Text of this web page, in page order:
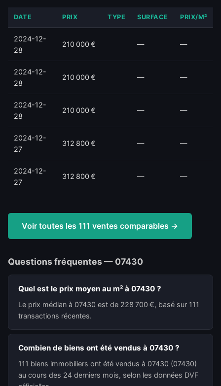
DATE PRIX TYPE SURFACE PRIX/M²
2024-12-
28
210 000 € — —
2024-12-
28
210 000 € — —
2024-12-
28
210 000 € — —
2024-12-
27
312 800 € — —
2024-12-
27
312 800 € — —
Voir toutes les 111 ventes comparables →
Questions fréquentes — 07430
Quel est le prix moyen au m² à 07430 ?
Le prix médian à 07430 est de 228 700 €, basé sur 111
transactions récentes.
Combien de biens ont été vendus à 07430 ?
111 biens immobiliers ont été vendus à 07430 (07430)
au cours des 24 derniers mois, selon les données DVF